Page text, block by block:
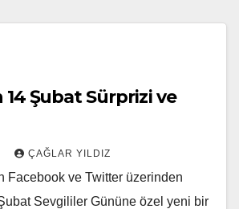
14 Şubat Sürprizi ve
ÇAĞLAR YILDIZ
Facebook ve Twitter üzerinden
Sevgililer Gününe özel yeni bir